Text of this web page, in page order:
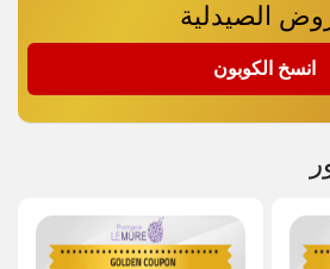
الصيدلية
انسخ الكوبون